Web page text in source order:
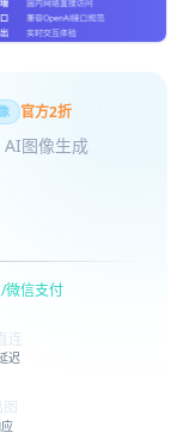
官方2折
图像生成
微信支付
连
迟